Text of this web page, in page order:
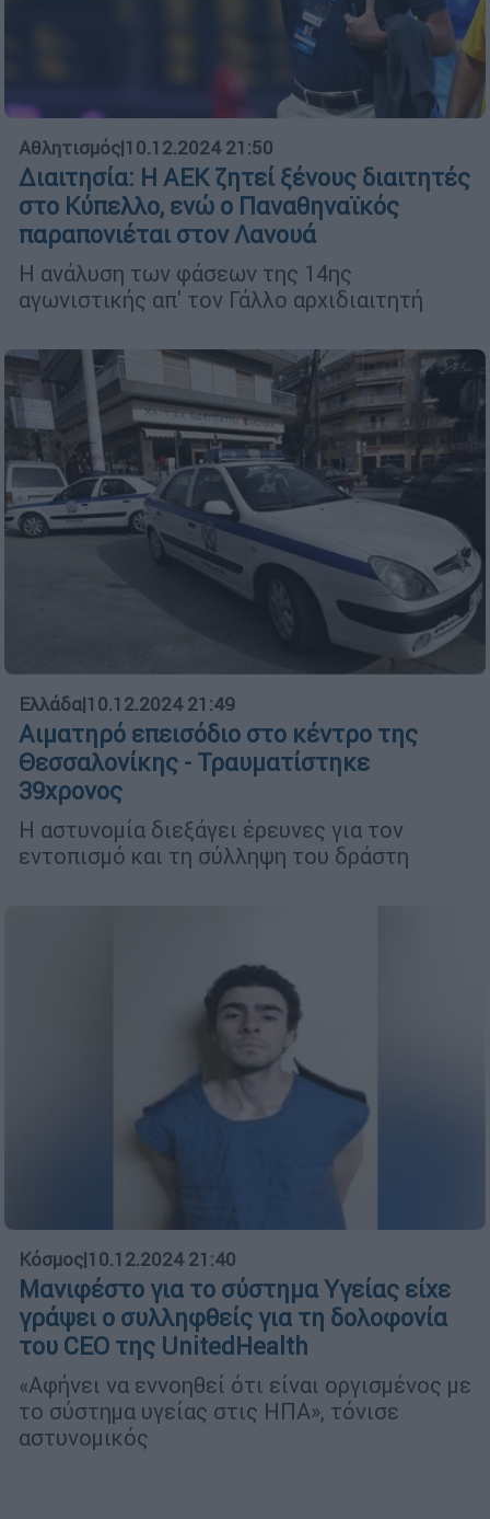
Αθλητισμός|10.12.2024 21:50
Διαιτησία: Η ΑΕΚ ζητεί ξένους διαιτητές
στο Κύπελλο, ενώ ο Παναθηναϊκός
παραπονιέται στον Λανουά
Η ανάλυση των φάσεων της 14ης
αγωνιστικής απ' τον Γάλλο αρχιδιαιτητή
Ελλάδα|10.12.2024 21:49
Αιματηρό επεισόδιο στο κέντρο της
Θεσσαλονίκης - Τραυματίστηκε
39χρονος
Η αστυνομία διεξάγει έρευνες για τον
εντοπισμό και τη σύλληψη του δράστη
Κόσμος|10.12.2024 21:40
Μανιφέστο για το σύστημα Υγείας είχε
γράψει ο συλληφθείς για τη δολοφονία
του CEO της UnitedHealth
«Αφήνει να εννοηθεί ότι είναι οργισμένος με
το σύστημα υγείας στις ΗΠΑ», τόνισε
αστυνομικός